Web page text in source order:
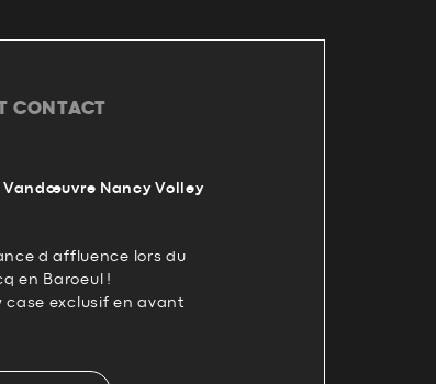
CONTACT
Vandœuvre Nancy Volley
d affluence lors du
en Baroeul !
case exclusif en avant